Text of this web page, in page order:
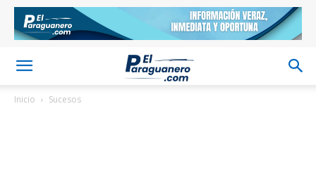
Inicio Sucesos